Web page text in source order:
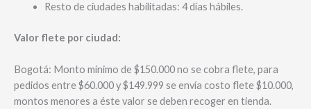
Resto de ciudades habilitadas: 4 días hábiles.
Valor flete por ciudad:
Bogotá: Monto mínimo de $150.000 no se cobra flete, para
pedidos entre $60.000 y $149.999 se envía costo flete $10.000,
montos menores a éste valor se deben recoger en tienda.